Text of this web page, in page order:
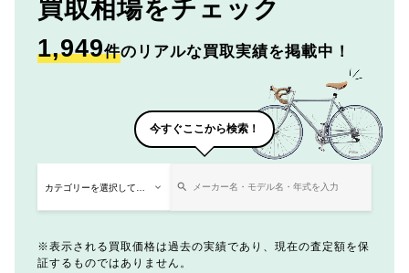
買取相場をチェック
1,949件のリアルな買取実績を掲載中！
今すぐここから検索！
表示される買取価格は過去の実績であり、現在の査定額を保
証するものではありません。